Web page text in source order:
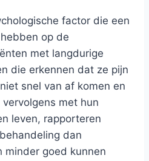
factor die een
op de
met langdurige
die erkennen dat ze pijn
snel van af komen en
met hun
leven, rapporteren
dan
minder goed kunnen